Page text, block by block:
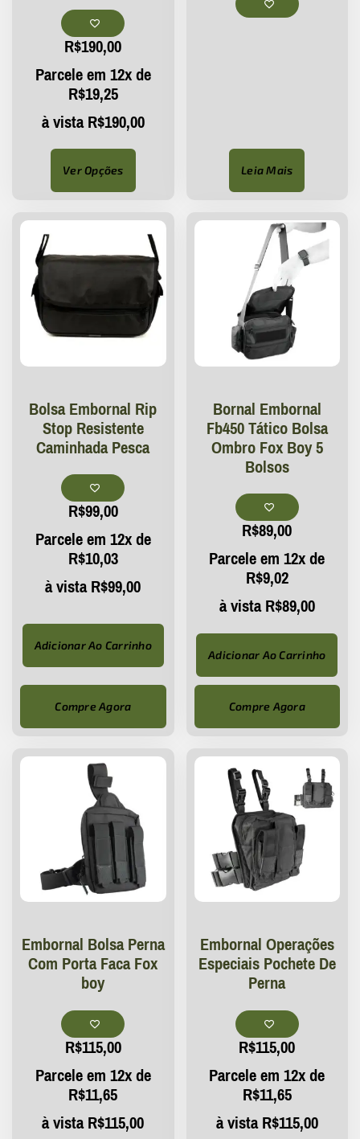
R$190,00
Parcele em 12x de
R$19,25
à vistaR$190,00
Ver Opções Leia Mais
Bolsa Embornal Rip
Stop Resistente
Caminhada Pesca
R$99,00
Parcele em 12x de
R$10,03
à vistaR$99,00
Adicionar Ao Carrinho
Compre Agora
Bornal Embornal
Fb450 Tático Bolsa
Ombro Fox Boy 5
Bolsos
R$89,00
Parcele em 12x de
R$9,02
à vistaR$89,00
Adicionar Ao Carrinho
Compre Agora
Embornal Bolsa Perna
Com Porta Faca Fox
boy
R$115,00
Parcele em 12x de
R$11,65
à vistaR$115,00
Embornal Operações
Especiais Pochete De
Perna
R$115,00
Parcele em 12x de
R$11,65
à vistaR$115,00